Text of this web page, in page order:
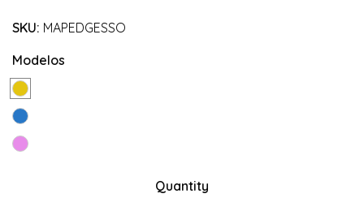
SKU: MAPEDGESSO
Modelos
Quantity